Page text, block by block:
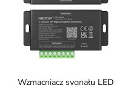
Wzmacniacz sygnału LED